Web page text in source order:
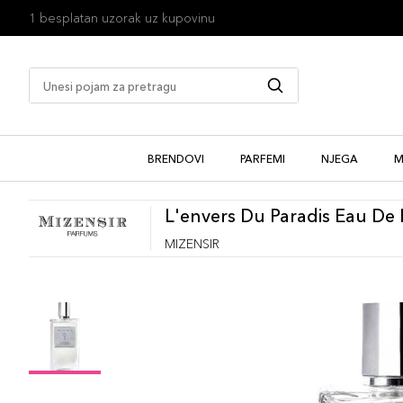
1 besplatan uzorak uz kupovinu
BRENDOVI PARFEMI NJEGA
L'envers Du Paradis Eau De
MIZENSIR